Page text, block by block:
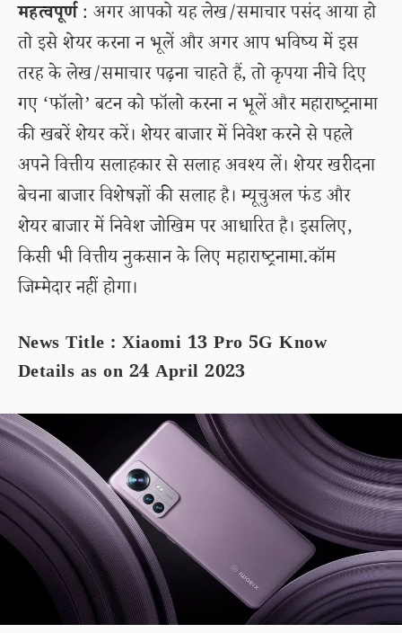
महत्वपूर्ण: अगर आपको यह लेख/समाचार पसंद आया हो
तो इसे शेयर करना न भूलें और अगर आप भविष्य में इस
तरह के लेख/समाचार पढ़ना चाहते हैं, तो कृपया नीचे दिए
गए ‘फॉलो’ बटन को फॉलो करना न भूलें और महाराष्ट्रनामा
की खबरें शेयर करें। शेयर बाजार में निवेश करने से पहले
अपने वित्तीय सलाहकार से सलाह अवश्य लें। शेयर खरीदना
बेचना बाजार विशेषज्ञों की सलाह है। म्यूचुअल फंड और
शेयर बाजार में निवेश जोखिम पर आधारित है। इसलिए,
किसी भी वित्तीय नुकसान के लिए महाराष्ट्रनामा.कॉम
जिम्मेदार नहीं होगा।
News Title : Xiaomi 13 Pro 5G Know
Details as on 24 April 2023